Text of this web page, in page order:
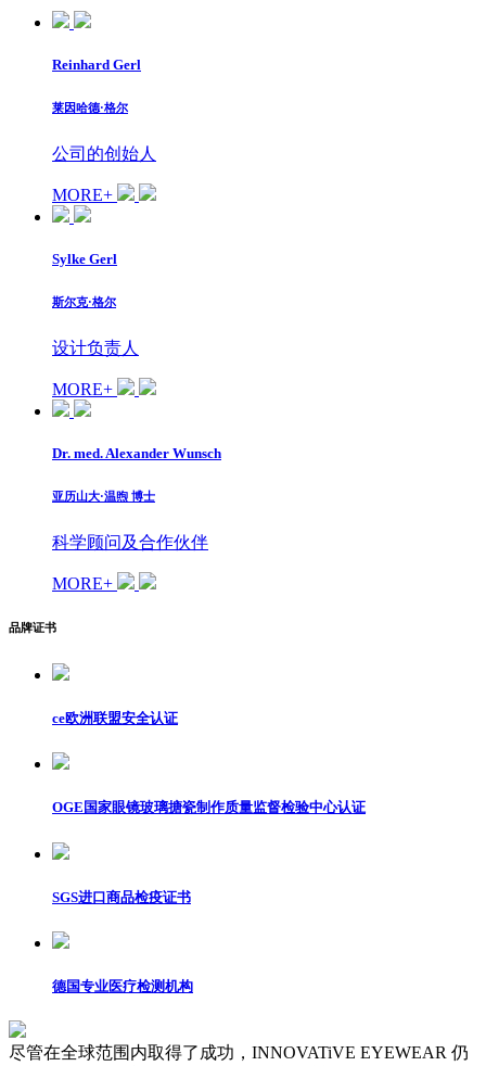
Reinhard Gerl
莱因哈德·格尔
公司的创始人
MORE+
Sylke Gerl
斯尔克·格尔
设计负责人
MORE+
Dr. med. Alexander Wunsch
亚历山大·温煦 博士
科学顾问及合作伙伴
MORE+
品牌证书
ce欧洲联盟安全认证
OGE国家眼镜玻璃搪瓷制作质量监督检验中心认证
SGS进口商品检疫证书
德国专业医疗检测机构
尽管在全球范围内取得了成功，INNOVATiVE EYEWEAR 仍